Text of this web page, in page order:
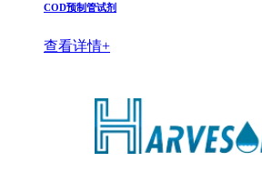
COD预制管试剂
查看详情+